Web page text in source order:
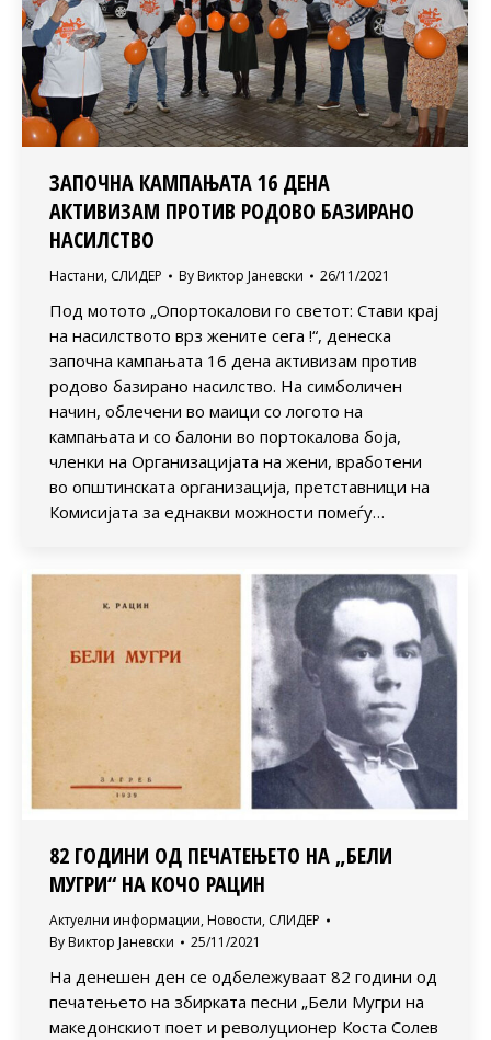
ЗАПОЧНА КАМПАЊАТА 16 ДЕНА
АКТИВИЗАМ ПРОТИВ РОДОВО БАЗИРАНО
НАСИЛСТВО
Настани, СЛИДЕР By Виктор Јаневски 26/11/2021
Под мотото „Опортокалови го светот: Стави крај
на насилството врз жените сега !“, денеска
започна кампањата 16 дена активизам против
родово базирано насилство. На симболичен
начин, облечени во маици со логото на
кампањата и со балони во портокалова боја,
членки на Организацијата на жени, вработени
во општинската организација, претставници на
Комисијата за еднакви можности помеѓу…
82 ГОДИНИ ОД ПЕЧАТЕЊЕТО НА „БЕЛИ
МУГРИ“ НА КОЧО РАЦИН
Актуелни информации, Новости, СЛИДЕР
By Виктор Јаневски 25/11/2021
На денешен ден се одбележуваат 82 години од
печатењето на збирката песни „Бели Мугри на
македонскиот поет и револуционер Коста Солев